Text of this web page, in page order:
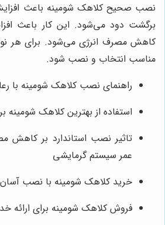
نصب صحیح کلاهک شومینه باعث
برگشت دود می‌شود. این کار باعث
کاهش مصرف انرژی می‌شود. برای هر
مناسب انتخاب و نصب شود.
راهنمای نصب کلاهک شومینه با
استفاده از بهترین کلاهک شومینه
تاثیر نصب استاندارد بر
عمر سیستم گرمایشی
خرید کلاهک شومینه با نصب
فروش کلاهک شومینه برای ارائه